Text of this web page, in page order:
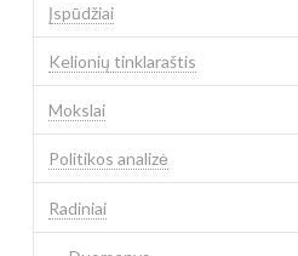
Įspūdžiai
Kelionių tinklaraštis
Mokslai
Politikos analizė
Radiniai